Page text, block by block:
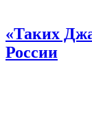
«Таких
России